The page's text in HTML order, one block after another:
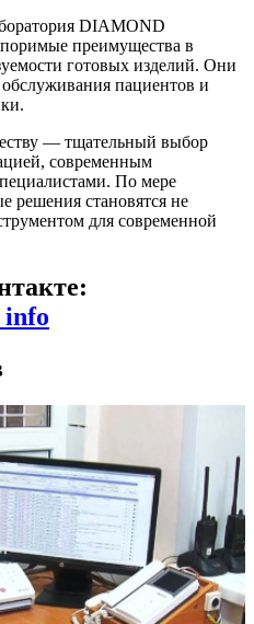
DIAMOND
преимущества в
готовых изделий. Они
пациентов и
— тщательный выбор
современным
По мере
решения становятся не
для современной